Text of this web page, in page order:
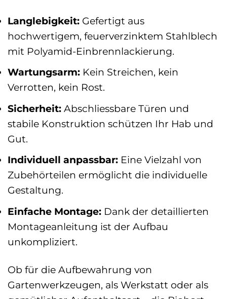
Langlebigkeit: Gefertigt aus
hochwertigem, feuerverzinktem Stahlblech
mit Polyamid-Einbrennlackierung.
Wartungsarm: Kein Streichen, kein
Verrotten, kein Rost.
Sicherheit: Abschliessbare Türen und
stabile Konstruktion schützen Ihr Hab und
Gut.
Individuell anpassbar: Eine Vielzahl von
Zubehörteilen ermöglicht die individuelle
Gestaltung.
Einfache Montage: Dank der detaillierten
Montageanleitung ist der Aufbau
unkompliziert.
Ob für die Aufbewahrung von
Gartenwerkzeugen, als Werkstatt oder als